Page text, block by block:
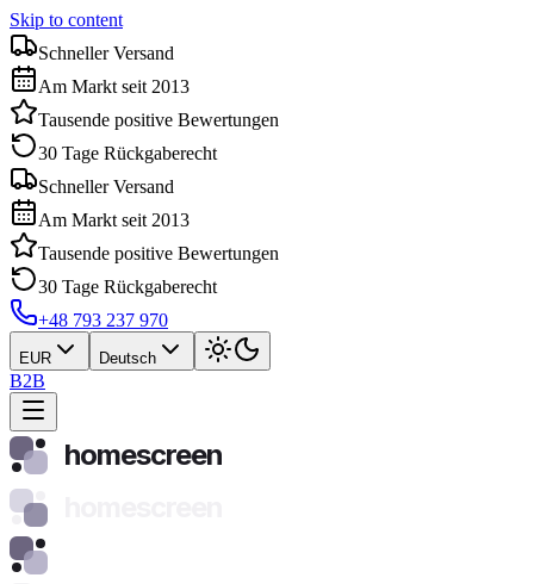
Skip to content
Schneller Versand
Am Markt seit 2013
Tausende positive Bewertungen
30 Tage Rückgaberecht
Schneller Versand
Am Markt seit 2013
Tausende positive Bewertungen
30 Tage Rückgaberecht
+48 793 237 970
EUR Deutsch
B2B
homescreen